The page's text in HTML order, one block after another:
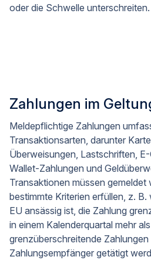
oder die Schwelle unterschreiten.
Zahlungen im
Meldepflichtige Zahlungen
Transaktionsarten, darunter
Überweisungen, Lastschriften,
Wallet-Zahlungen und
Transaktionen müssen gemeldet
bestimmte Kriterien erfüllen, z. B.
EU ansässig ist, die Zahlung
in einem Kalenderquartal mehr
grenzüberschreitende Zahlungen
Zahlungsempfänger getätigt